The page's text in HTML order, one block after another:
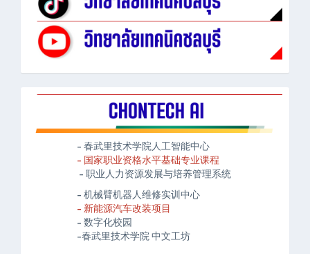
- 春武里技术学院人工智能中心
- 国家职业资格水平基础专业课程
- 职业人力资源发展与培养管理系统
- 机械臂机器人维修实训中心
- 新能源汽车改装项目
- 数字化校园